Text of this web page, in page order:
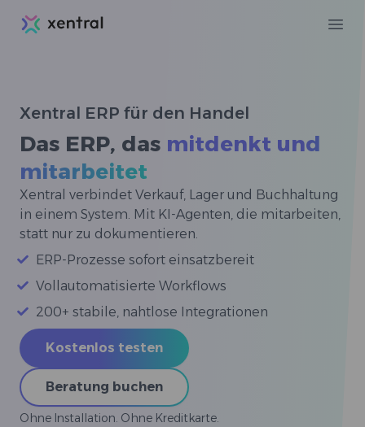
Xentral
Xentral ERP für den Handel
Das ERP, das mitdenkt und
mitarbeitet
Xentral verbindet Verkauf, Lager und Buchhaltung
in einem System. Mit KI-Agenten, die mitarbeiten,
statt nur zu dokumentieren.
ERP-Prozesse sofort einsatzbereit
Vollautomatisierte Workflows
200+ stabile, nahtlose Integrationen
Kostenlos testen
Beratung buchen
Ohne Installation. Ohne Kreditkarte.